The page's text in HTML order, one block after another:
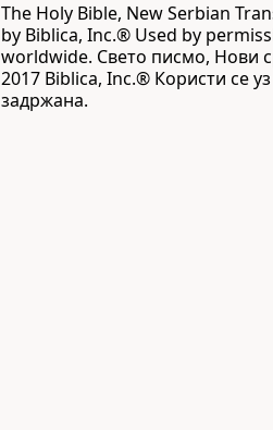
The Holy Bible, New Serbian
by Biblica, Inc.® Used by
worldwide. Свето писмо, Нови
2017 Biblica, Inc.® Користи се
задржана.